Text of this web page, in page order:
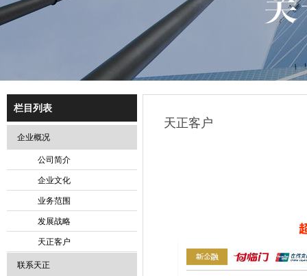
栏目列表
企业概况
公司简介
企业文化
业务范围
发展战略
天正客户
联系天正
天正客户